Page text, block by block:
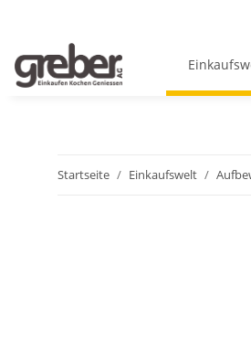
Startseite Einkaufswelt